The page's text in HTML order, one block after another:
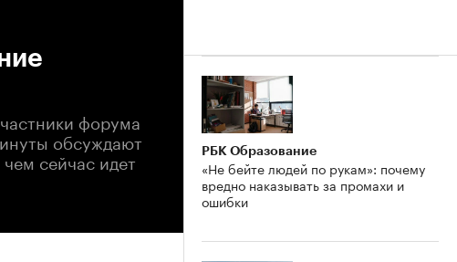
форума
обсуждают
сейчас идет РБК Образование
«Не бейте людей по рукам»: почему
вредно наказывать за промахи и
ошибки